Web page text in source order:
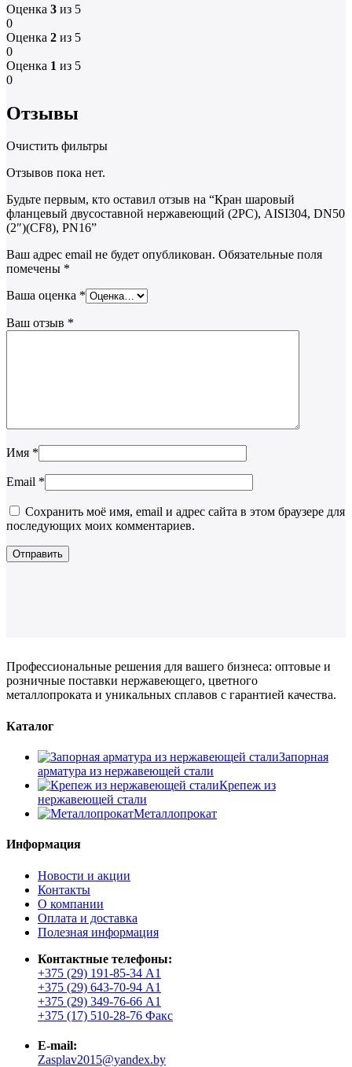
Оценка 3 из 5
0
Оценка 2 из 5
0
Оценка 1 из 5
0
Отзывы
Очистить фильтры
Отзывов пока нет.
Будьте первым, кто оставил отзыв на “Кран шаровый
фланцевый двусоставной нержавеющий (2PC), AISI304, DN50
(2″)(CF8), PN16”
Ваш адрес email не будет опубликован. Обязательные поля
помечены *
Ваша оценка *
Ваш отзыв *
Имя *
Email *
Сохранить моё имя, email и адрес сайта в этом браузере для
последующих моих комментариев.
Профессиональные решения для вашего бизнеса: оптовые и
розничные поставки нержавеющего, цветного
металлопроката и уникальных сплавов с гарантией качества.
Каталог
Запорная
арматура из нержавеющей стали
Крепеж из
нержавеющей стали
Металлопрокат
Информация
Новости и акции
Контакты
О компании
Оплата и доставка
Полезная информация
Контактные телефоны:
+375 (29) 191-85-34 А1
+375 (29) 643-70-94 А1
+375 (29) 349-76-66 А1
+375 (17) 510-28-76 Факс
E-mail:
Zasplav2015@yandex.by